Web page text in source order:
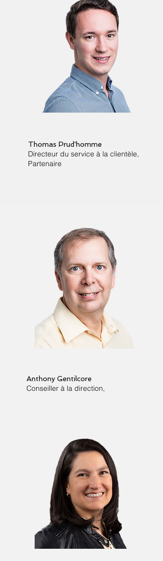
Thomas Prud'homme
Directeur du service à la clientèle,
Partenaire
Anthony Gentilcore
Conseiller à la direction,